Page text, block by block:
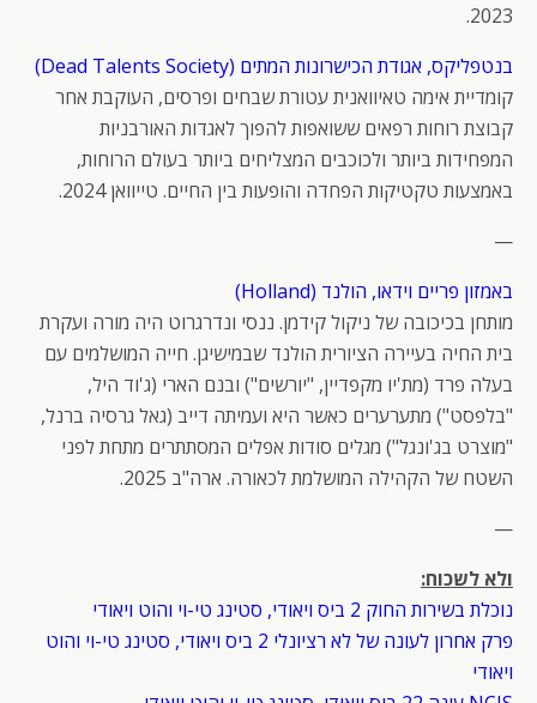
2023.
בנטפליקס, אגודת הכישרונות המתים (Dead Talents Society)
קומדיית אימה טאיוואנית עטורת שבחים ופרסים, העוקבת אחר
קבוצת רוחות רפאים ששואפות להפוך לאגדות האורבניות
המפחידות ביותר ולכוכבים המצליחים ביותר בעולם הרוחות,
באמצעות טקטיקות הפחדה והופעות בין החיים. טייוואן 2024.
—
באמזון פריים וידאו, הולנד (Holland)
מותחן בכיכובה של ניקול קידמן. ננסי ונדרגרוט היה מורה ועקרת
בית החיה בעיירה הציורית הולנד שבמישיגן. חייה המושלמים עם
בעלה פרד (מת'יו מקפדיין, "יורשים") ובנם הארי (ג'וד היל,
"בלפסט") מתערערים כאשר היא ועמיתה דייב (גאל גרסיה ברנל,
"מוצרט בג'ונגל") מגלים סודות אפלים המסתתרים מתחת לפני
השטח של הקהילה המושלמת לכאורה. ארה"ב 2025.
—
ולא לשכוח:
נוכלת בשירות החוק 2 ביס ויאודי, סטינג טי-וי והוט ויאודי
פרק אחרון לעונה של לא רציונלי 2 ביס ויאודי, סטינג טי-וי והוט
ויאודי